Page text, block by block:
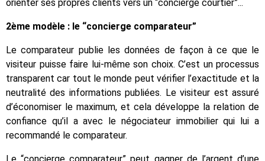
orienter ses propres clients vers un “concierge courtier”...
2ème modèle : le “concierge comparateur”
Le comparateur publie les données de façon à ce que le
visiteur puisse faire lui-même son choix. C’est un processus
transparent car tout le monde peut vérifier l’exactitude et la
neutralité des informations publiées. Le visiteur est assuré
d’économiser le maximum, et cela développe la relation de
confiance qu’il a avec le négociateur immobilier qui lui a
recommandé le comparateur.
Le “concierge comparateur” peut gagner de l’argent d’une